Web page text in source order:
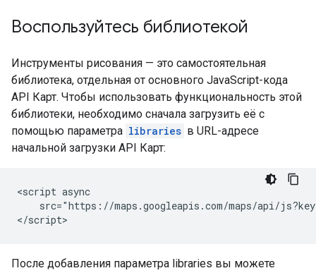
Воспользуйтесь библиотекой
Инструменты рисования — это самостоятельная
библиотека, отдельная от основного JavaScript-кода
API Карт. Чтобы использовать функциональность этой
библиотеки, необходимо сначала загрузить её с
помощью параметра libraries в URL-адресе
начальной загрузки API Карт:
<script async
src="https://maps.googleapis.com/maps/api/
</script>
После добавления параметра libraries вы можете